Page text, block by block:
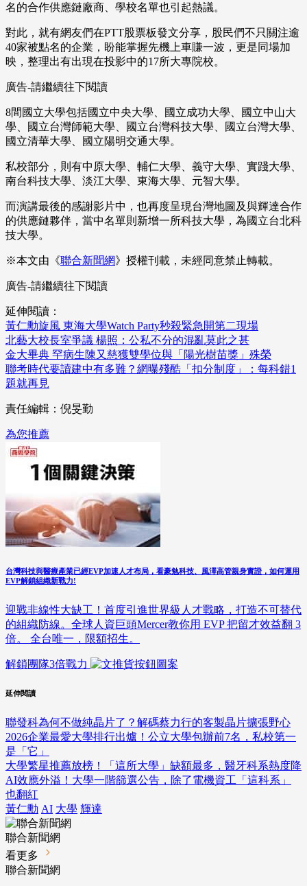
名的合作供應鏈廠商、學校名單也引起熱議。
對此，就有網友們在PTT股票板發文分享，股民們不只關注逾
40家被點名的企業，盼能掌握先機上車賺一波，更是同場加
映，整理出有出現在投影中的17所大專院校。
廣告-請繼續往下閱讀
8間國立大學包括國立中央大學、國立成功大學、國立中山大
學、國立台灣師範大學、國立台灣科技大學、國立台灣大學、
國立清華大學、國立陽明交通大學。
私校部分，則有中原大學、輔仁大學、義守大學、實踐大學、
南台科技大學、淡江大學、東海大學、元智大學。
而演講最後的感謝影片中，也再度呈現台灣地圖及與輝達合作
的供應鏈夥伴，當中名單則新增一所科技大學，為國立台北科
技大學。
※本文由《聯合新聞網》授權刊載，未經同意禁止轉載。
廣告-請繼續往下閱讀
延伸閱讀：
黃仁勳旋風 東海大學Watch Party秒殺緊急開第二現場
北藝大校長室爭議 楊照：公私不分的混亂莫此之甚
金大畢典 罕病生陳又慈獲雙學位與「陽光樹苗獎」殊榮
聯考時代要讀建中有多難？網曝殘酷「扣分制度」：每科錯1
題就再見
責任編輯：倪旻勤
為您推薦
台灣科技與醫療產業已經EVP加速人才布局，看豪勉科技、風澤高管親身實證，如何運用
EVP解鎖組織新戰力!
迎戰非線性大缺工！首度引進世界級人才戰略，打造不可替代
的組織防線。全球人資巨頭Mercer教你用 EVP 把留才效益翻 3
倍。 全台唯一，限額招生。
解鎖團隊3倍戰力
延伸閱讀
聯發科為何不做純晶片了？解碼蔡力行的客製晶片擴張野心
2026企業最愛大學排行出爐！公立大學包辦前7名，私校第一
是「它」
大學繁星推薦放榜！「這所大學」缺額最多，醫牙科系熱度降
AI效應外溢！大學一階篩選公告，除了電機資工「這科系」
也翻紅
黃仁勳 AI 大學 輝達
聯合新聞網
看更多
聯合新聞網